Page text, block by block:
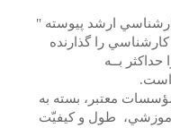
کارشناسي ارشد پيوسته "
را گذارنده
بــه
است.
معتبر، بسته به
طول و کيفيّت